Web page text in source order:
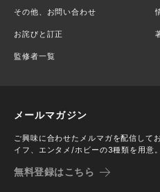
その他、お問い合わせ
お詫びと訂正
監修者一覧
メールマガジン
ご興味に合わせたメルマガを配信して
イフ、エンタメ/ホビーの3種類を用意。
無料登録はこちら